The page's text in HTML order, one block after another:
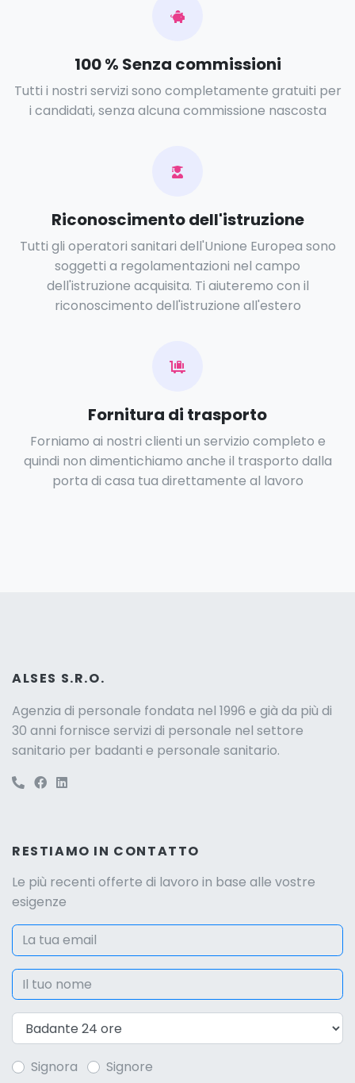
100 % Senza commissioni
Tutti i nostri servizi sono completamente gratuiti per
i candidati, senza alcuna commissione nascosta
Riconoscimento dell'istruzione
Tutti gli operatori sanitari dell'Unione Europea sono
soggetti a regolamentazioni nel campo
dell'istruzione acquisita. Ti aiuteremo con il
riconoscimento dell'istruzione all'estero
Fornitura di trasporto
Forniamo ai nostri clienti un servizio completo e
quindi non dimentichiamo anche il trasporto dalla
porta di casa tua direttamente al lavoro
ALSES S.R.O.
Agenzia di personale fondata nel 1996 e già da più di
30 anni fornisce servizi di personale nel settore
sanitario per badanti e personale sanitario.
RESTIAMO IN CONTATTO
Le più recenti offerte di lavoro in base alle vostre
esigenze
Signora Signore